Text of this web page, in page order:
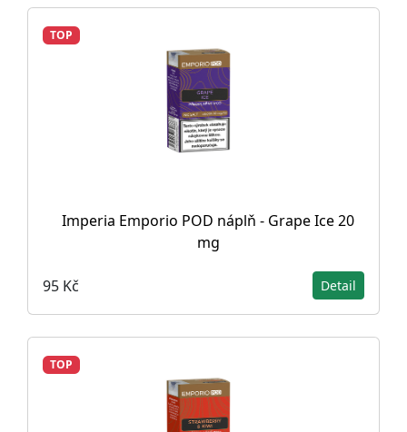
TOP
Imperia Emporio POD náplň - Grape Ice 20
mg
95 Kč Detail
TOP